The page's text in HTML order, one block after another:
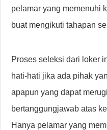
pelamar yang memenuhi
buat mengikuti tahapan
Proses seleksi dari loker
hati-hati jika ada pihak
apapun yang dapat
bertanggungjawab atas
Hanya pelamar yang